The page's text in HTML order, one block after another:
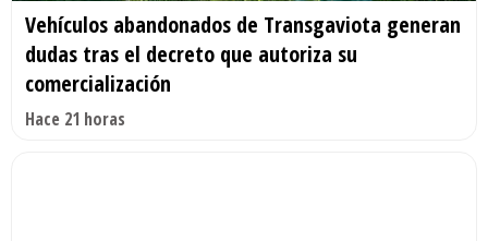
Vehículos abandonados de Transgaviota generan
dudas tras el decreto que autoriza su
comercialización
Hace 21 horas